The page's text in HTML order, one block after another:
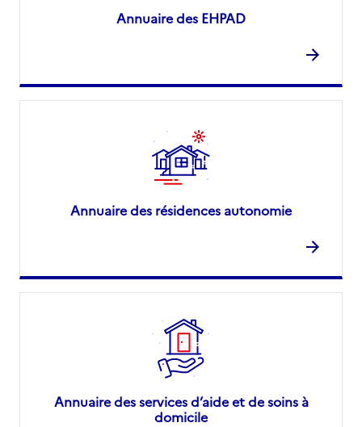
Annuaire des EHPAD
Annuaire des résidences autonomie
Annuaire des services d’aide et de soins à
domicile